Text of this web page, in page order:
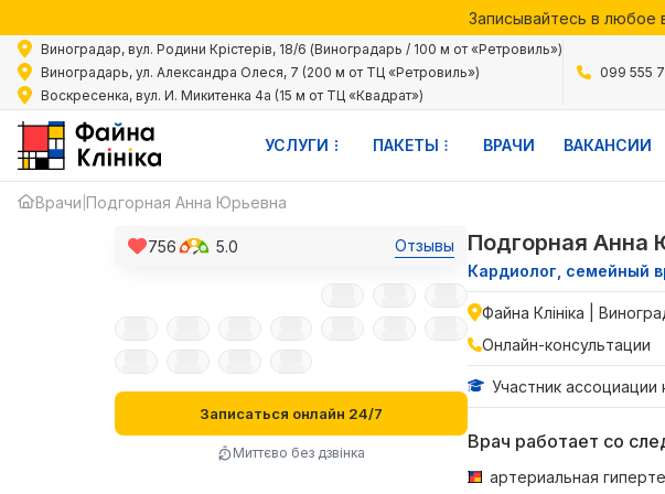
Записывайтесь в любое
Акции месяца в Файній
Записывайтесь в любое
Виноградар, вул. Родини Крістерів, 18/6 (Виноградарь / 100 м от «Ретровиль»)
Виноградарь, ул. Александра Олеся, 7 (200 м от ТЦ «Ретровиль»)
Воскресенка, вул. И. Микитенка 4а (15 м от ТЦ «Квадрат»)
099 555
УСЛУГИ ПАКЕТЫ ВРАЧИ ВАКАНСИИ
Врачи Подгорная Анна Юрьевна
756 5.0 Отзывы
Записаться онлайн 24/7
Миттєво без дзвінка
Подгорная Анна
Кардиолог, семейный
Файна Клініка |
Онлайн-консультации
Участник
Врач работает со
артериальная